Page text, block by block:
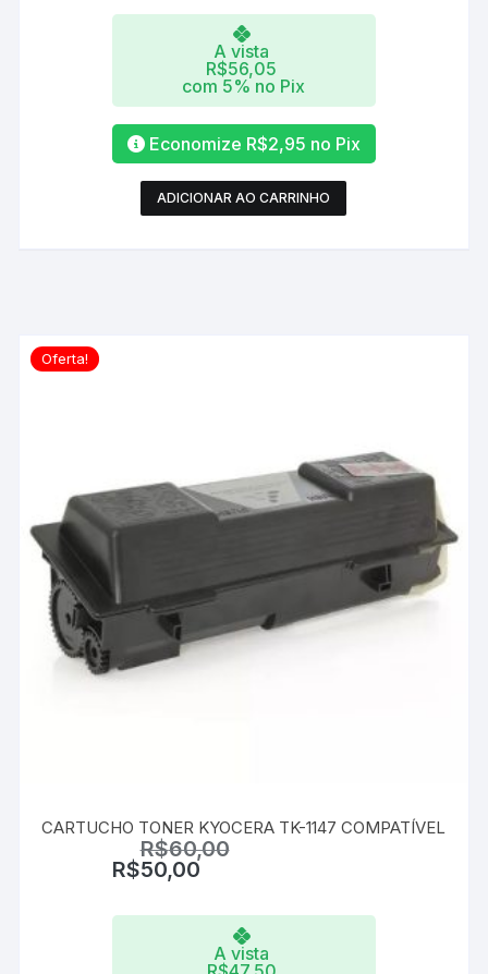
A vista
R$56,05
com 5% no Pix
Economize R$2,95 no Pix
ADICIONAR AO CARRINHO
Oferta!
CARTUCHO TONER KYOCERA TK-1147 COMPATÍVEL
R$60,00
R$50,00
A vista